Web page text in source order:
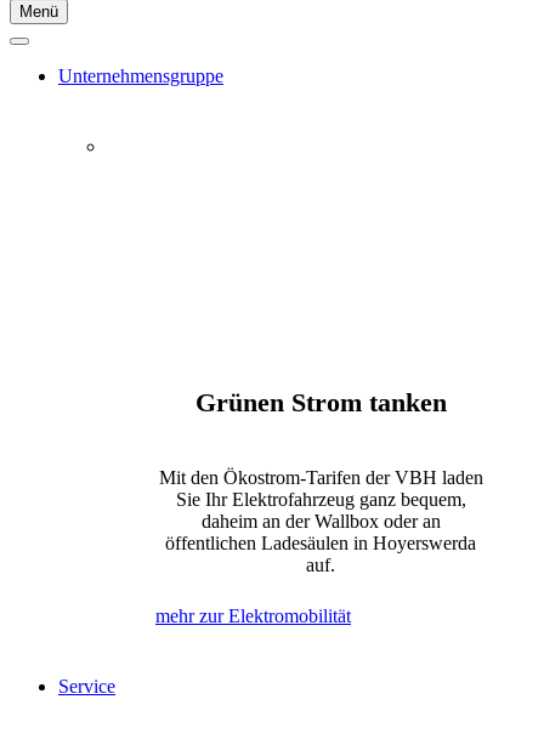
Menü
Unternehmensgruppe
Grünen Strom tanken
Mit den Ökostrom-Tarifen der VBH laden
Sie Ihr Elektrofahrzeug ganz bequem,
daheim an der Wallbox oder an
öffentlichen Ladesäulen in Hoyerswerda
auf.
mehr zur Elektromobilität
Service